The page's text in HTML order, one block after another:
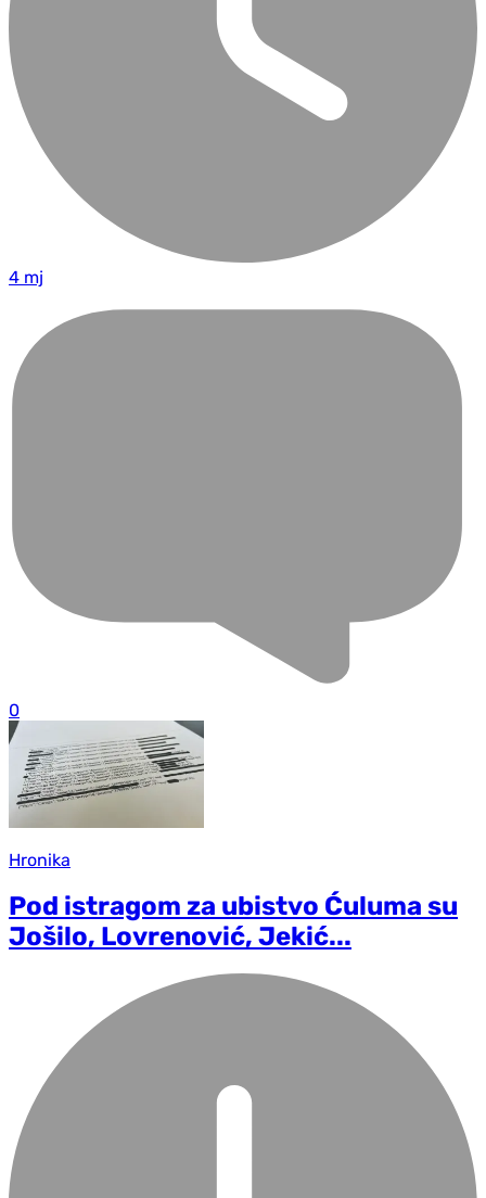
4 mj
0
Hronika
Pod istragom za ubistvo Ćuluma su
Jošilo, Lovrenović, Jekić...